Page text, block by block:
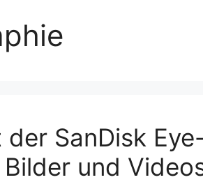
der SanDisk
und